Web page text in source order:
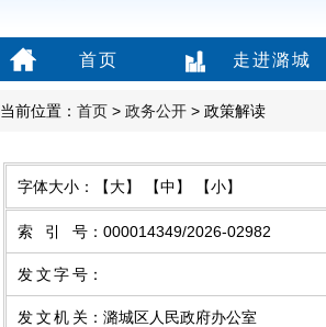
首页 走进潞城
当前位置： 首页 > 政务公开 > 政策解读
字体大小： 【大】 【中】 【小】
索引号 ： 000014349/2026-02982
发文字号 ：
发文机关 ： 潞城区人民政府办公室